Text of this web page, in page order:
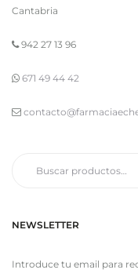
Cantabria
942 27 13 96
671 49 44 42
NEWSLETTER
Introduce tu email para